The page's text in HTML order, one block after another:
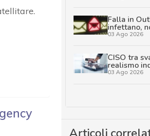
Falla in
infettano,
03 Ago 2026
CISO tra
realismo
03 Ago 2026